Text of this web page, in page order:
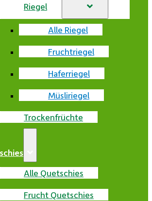
Riegel
Alle Riegel
Fruchtriegel
Haferriegel
Müsliriegel
Trockenfrüchte
Alle Quetschies
Frucht Quetschies